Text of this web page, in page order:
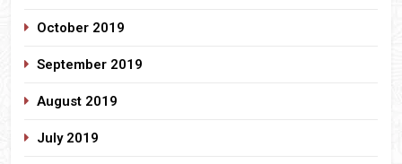
October 2019
September 2019
August 2019
July 2019